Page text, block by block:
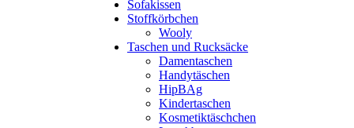
Sofakissen
Stoffkörbchen
Wooly
Taschen und Rucksäcke
Damentaschen
Handytäschen
HipBAg
Kindertaschen
Kosmetiktäschchen